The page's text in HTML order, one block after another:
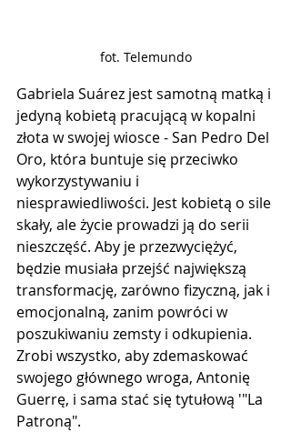
fot. Telemundo
Gabriela Suárez jest samotną matką i
jedyną kobietą pracującą w kopalni
złota w swojej wiosce - San Pedro Del
Oro, która buntuje się przeciwko
wykorzystywaniu i
niesprawiedliwości. Jest kobietą o sile
skały, ale życie prowadzi ją do serii
nieszczęść. Aby je przezwyciężyć,
będzie musiała przejść największą
transformację, zarówno fizyczną, jak i
emocjonalną, zanim powróci w
poszukiwaniu zemsty i odkupienia.
Zrobi wszystko, aby zdemaskować
swojego głównego wroga, Antonię
Guerrę, i sama stać się tytułową '"La
Patroną".